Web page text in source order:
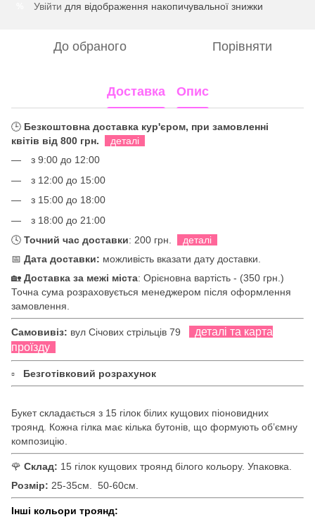
Увійти для відображення накопичувальної знижки
До обраного Порівняти
Доставка Опис
🕒 Безкоштовна доставка кур'єром, при замовленні
квітів від 800 грн.
деталі
з 9:00 до 12:00
з 12:00 до 15:00
з 15:00 до 18:00
з 18:00 до 21:00
🕓 Точний час доставки: 200 грн.
деталі
📅 Дата доставки: можливість вказати дату доставки.
🏡 Доставка за межі міста: Орієновна вартість - (350 грн.)
Точна сума розраховується менеджером після оформлення
замовлення.
Самовивіз: вул Січових стрільців 79
деталі та карта
проїзду
▫ Безготівковий розрахунок
Букет складається з 15 гілок білих кущових піоновидних
троянд. Кожна гілка має кілька бутонів, що формують об’ємну
композицію.
🌹 Склад: 15 гілок кущових троянд білого кольору. Упаковка.
Розмір: 25-35см. 50-60см.
Інші кольори троянд: